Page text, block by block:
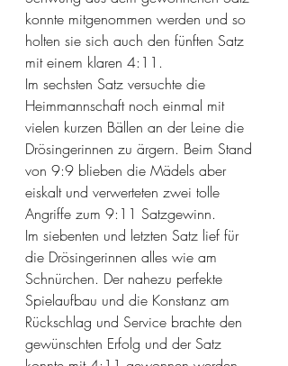
konnte mitgenommen werden und so
holten sie sich auch den fünften Satz
mit einem klaren 4:11.
Im sechsten Satz versuchte die
Heimmannschaft noch einmal mit
vielen kurzen Bällen an der Leine die
Drösingerinnen zu ärgern. Beim Stand
von 9:9 blieben die Mädels aber
eiskalt und verwerteten zwei tolle
Angriffe zum 9:11 Satzgewinn.
Im siebenten und letzten Satz lief für
die Drösingerinnen alles wie am
Schnürchen. Der nahezu perfekte
Spielaufbau und die Konstanz am
Rückschlag und Service brachte den
gewünschten Erfolg und der Satz